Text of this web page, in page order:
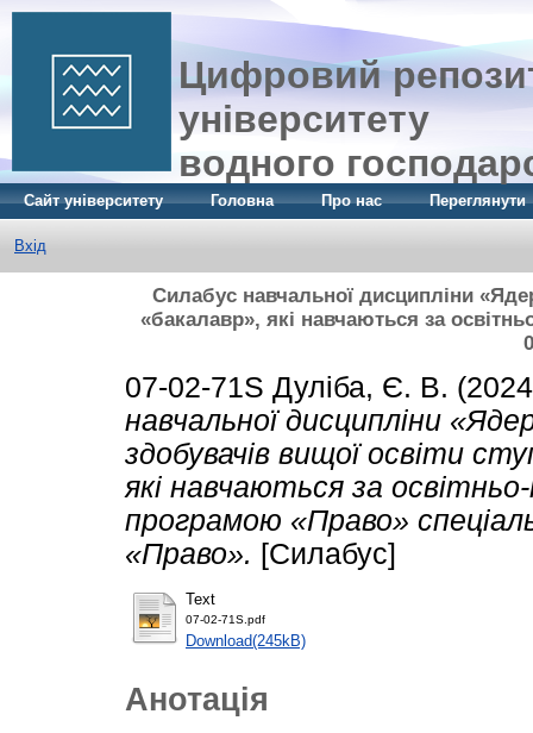
Цифровий
університету
водного
Сайт університету Головна Про нас Переглянути
Вхід
Силабус навчальної дисципліни
«бакалавр», які навчаються за
07-02-71S Дуліба, Є. В.
навчальної дисципліни
здобувачів вищої освіти
які навчаються за
програмою «Право»
«Право». [Силабус]
Text
07-02-71S.pdf
Download(245kB)
Анотація